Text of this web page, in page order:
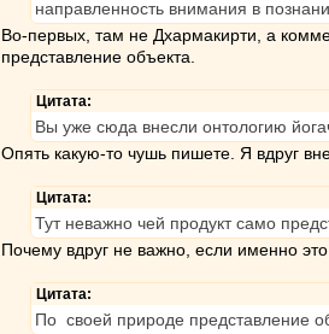
направленность внимания в
Во-первых, там не Дхармакирти, а
представление объекта.
Цитата:
Вы уже сюда внесли онтологию
Опять какую-то чушь пишете. Я вдруг
Цитата:
Тут неважно чей продукт само
Почему вдруг не важно, если именно
Цитата:
По своей природе представление